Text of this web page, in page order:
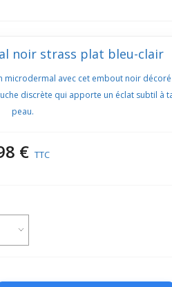
noir strass plat bleu-clair
microdermal avec cet embout noir décoré
discrète qui apporte un éclat subtil à
peau.
€ TTC